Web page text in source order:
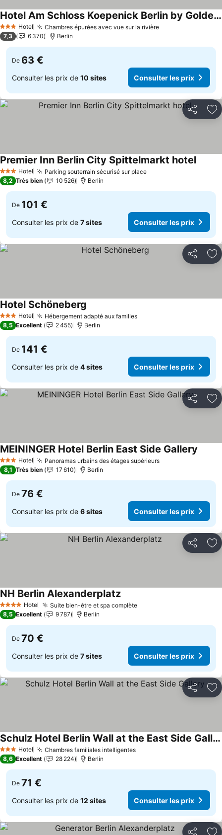
3 ÉtoilesHotel Chambres épurées avec vue sur la rivière
Hotel Am Schloss Koepenick Berlin by Golden Tulip
7,3 6 370 Berlin
De 63 €
Consulter les prix de 10 sites Consulter les prix
Partager
3 ÉtoilesHotel Parking souterrain sécurisé sur place
Premier Inn Berlin City Spittelmarkt hotel
8,2 Très bien 10 526 Berlin
De 101 €
Consulter les prix de 7 sites Consulter les prix
Partager
3 ÉtoilesHotel Hébergement adapté aux familles
Hotel Schöneberg
8,5 Excellent 2 455 Berlin
De 141 €
Consulter les prix de 4 sites Consulter les prix
Partager
3 ÉtoilesHotel Panoramas urbains des étages supérieurs
MEININGER Hotel Berlin East Side Gallery
8,1 Très bien 17 610 Berlin
De 76 €
Consulter les prix de 6 sites Consulter les prix
Partager
4 Étoiles Hotel Suite bien-être et spa complète
NH Berlin Alexanderplatz
8,5 Excellent 9 787 Berlin
De 70 €
Consulter les prix de 7 sites Consulter les prix
Partager
3 ÉtoilesHotel Chambres familiales intelligentes
Schulz Hotel Berlin Wall at the East Side Gallery
8,6 Excellent 28 224 Berlin
De 71 €
Consulter les prix de 12 sites Consulter les prix